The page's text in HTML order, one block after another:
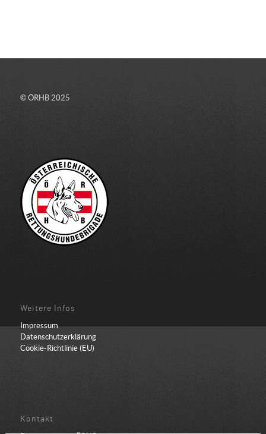
© ÖRHB 2025
Weitere Infos
Impressum
Datenschutzerklärung
Cookie-Richtlinie (EU)
Kontakt